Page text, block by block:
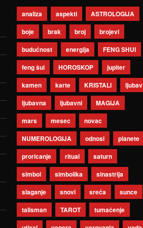
analiza aspekti
ASTROLOGIJA
boje
brak broj
brojevi
budućnost
energija
FENG SHUI
feng šui
HOROSKOP
jupiter
kamen
karte KRISTALI
ljubav
ljubavna
ljubavni
MAGIJA
mars
mesec
novac
NUMEROLOGIJA
odnosi
planete
proricanje
ritual
saturn
simbol
simbolika
sinastrija
slaganje
snovi sreća
sunce
talisman
TAROT
tumačenje